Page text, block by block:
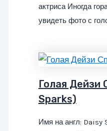
актриса Иногда
увидеть фото с
Голая Дейзи
Sparks)
Имя на англ: Daisy